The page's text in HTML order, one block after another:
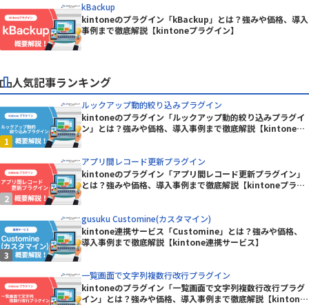
kBackup
kintoneのプラグイン「kBackup」とは？強みや価格、導入
事例まで徹底解説【kintoneプラグイン】
人気記事ランキング
ルックアップ動的絞り込みプラグイン
kintoneのプラグイン「ルックアップ動的絞り込みプラグイ
ン」とは？強みや価格、導入事例まで徹底解説【kintoneプ
アプリ間レコード更新プラグイン
kintoneのプラグイン「アプリ間レコード更新プラグイン」
とは？強みや価格、導入事例まで徹底解説【kintoneプラグ
gusuku Customine(カスタマイン)
kintone連携サービス「Customine」とは？強みや価格、
導入事例まで徹底解説【kintone連携サービス】
一覧画面で文字列複数行改行プラグイン
kintoneのプラグイン「一覧画面で文字列複数行改行プラグ
イン」とは？強みや価格、導入事例まで徹底解説【kintone